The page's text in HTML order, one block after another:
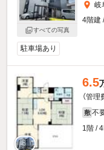
すべての写真
岐
4階建
駐車場あり
6.5
（管理
敷 不
1階 /